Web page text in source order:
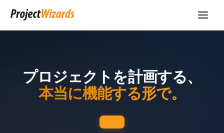
プロジェクトを計画する、
本当に機能する形で。